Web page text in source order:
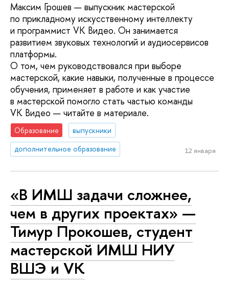
Максим Грошев — выпускник мастерской
по прикладному искусственному интеллекту
и программист VK Видео. Он занимается
развитием звуковых технологий и аудиосервисов
платформы.
О том, чем руководствовался при выборе
мастерской, какие навыки, полученные в процессе
обучения, применяет в работе и как участие
в мастерской помогло стать частью команды
VK Видео — читайте в материале.
Образование
выпускники
дополнительное образование
12 января
«В ИМШ задачи сложнее,
чем в других проектах» —
Тимур Прокошев, студент
мастерской ИМШ НИУ
ВШЭ и VK